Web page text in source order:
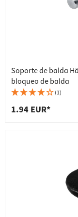
Soporte de balda
bloqueo de balda
(1)
1.94 EUR*